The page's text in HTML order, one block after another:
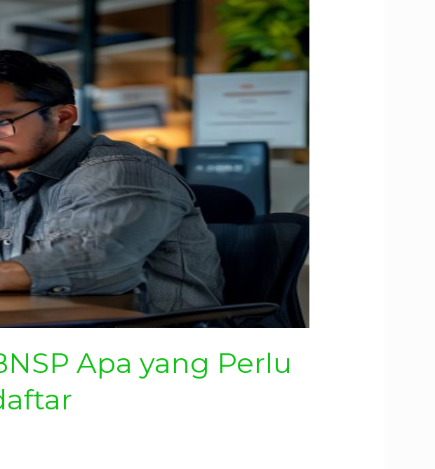
Apa yang Perlu